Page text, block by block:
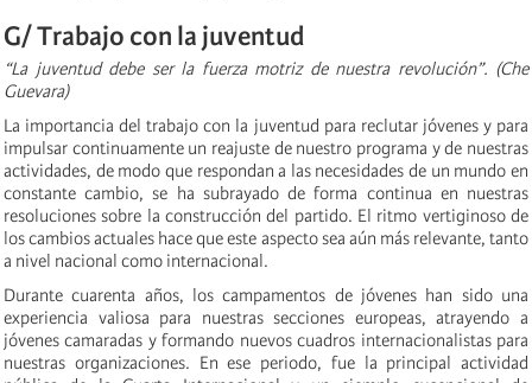
G/ Trabajo con la juventud
“La juventud debe ser la fuerza motriz de nuestra revolución”. (Che
Guevara)
La importancia del trabajo con la juventud para reclutar jóvenes y para
impulsar continuamente un reajuste de nuestro programa y de nuestras
actividades, de modo que respondan a las necesidades de un mundo en
constante cambio, se ha subrayado de forma continua en nuestras
resoluciones sobre la construcción del partido. El ritmo vertiginoso de
los cambios actuales hace que este aspecto sea aún más relevante, tanto
a nivel nacional como internacional.
Durante cuarenta años, los campamentos de jóvenes han sido una
experiencia valiosa para nuestras secciones europeas, atrayendo a
jóvenes camaradas y formando nuevos cuadros internacionalistas para
nuestras organizaciones. En ese periodo, fue la principal actividad